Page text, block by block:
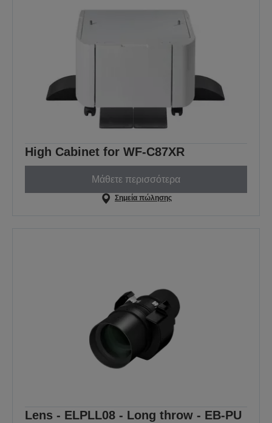
High Cabinet for WF-C87XR
Μάθετε περισσότερα
Σημεία πώλησης
Lens - ELPLL08 - Long throw - EB-PU